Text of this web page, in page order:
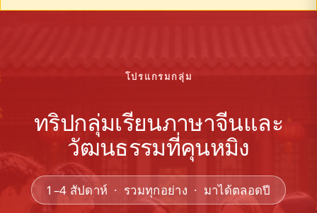
โปรแกรมกลุ่ม
ทริปกลุ่มเรียนภาษาจีนและ
วัฒนธรรมที่คุนหมิง
1–4 สัปดาห์ · รวมทุกอย่าง · มาได้ตลอดปี